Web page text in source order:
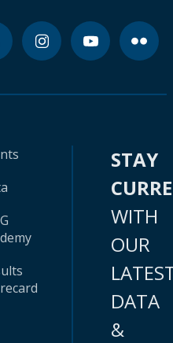
STAY
WITH
OUR
DATA
&